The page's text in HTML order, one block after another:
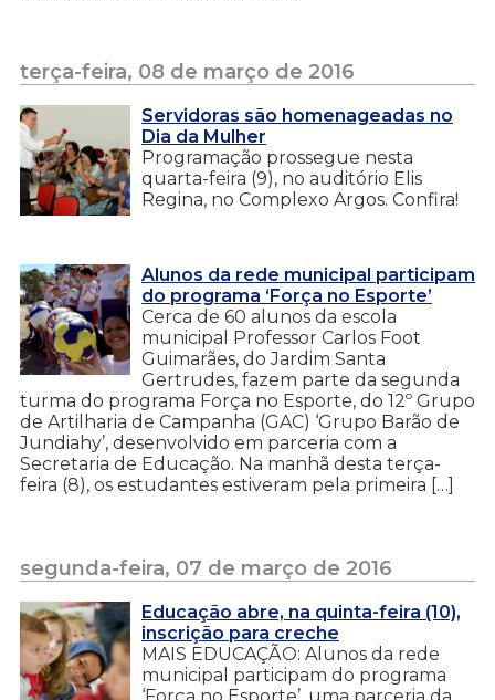
terça-feira, 08 de março de 2016
Servidoras são homenageadas no
Dia da Mulher
Programação prossegue nesta
quarta-feira (9), no auditório Elis
Regina, no Complexo Argos. Confira!
Alunos da rede municipal participam
do programa ‘Força no Esporte’
Cerca de 60 alunos da escola
municipal Professor Carlos Foot
Guimarães, do Jardim Santa
Gertrudes, fazem parte da segunda
turma do programa Força no Esporte, do 12º Grupo
de Artilharia de Campanha (GAC) ‘Grupo Barão de
Jundiahy’, desenvolvido em parceria com a
Secretaria de Educação. Na manhã desta terça-
feira (8), os estudantes estiveram pela primeira […]
segunda-feira, 07 de março de 2016
Educação abre, na quinta-feira (10),
inscrição para creche
MAIS EDUCAÇÃO: Alunos da rede
municipal participam do programa
‘Força no Esporte’, uma parceria da